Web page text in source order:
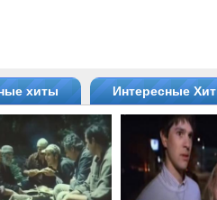
хиты Интересные